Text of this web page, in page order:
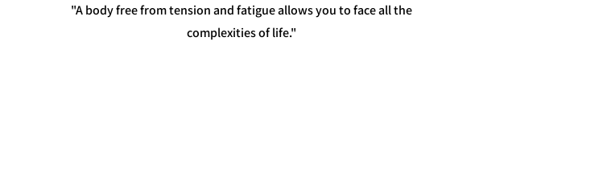
"A body free from tension and fatigue allows you to face all the
complexities of life."